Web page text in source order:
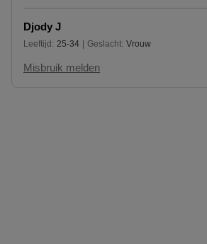
N
N
Djody J
Leeftijd
25 tot 34 25-34 Geslacht Vrouw
Misbruik melden